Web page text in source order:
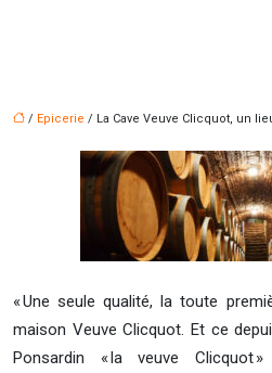
/ Epicerie / La Cave Veuve Clicquot, un
« Une seule qualité, la toute
maison Veuve Clicquot. Et ce
Ponsardin « la veuve Clicquot